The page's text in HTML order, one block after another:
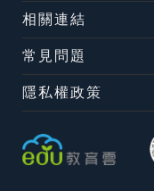
相關連結
常見問題
隱私權政策